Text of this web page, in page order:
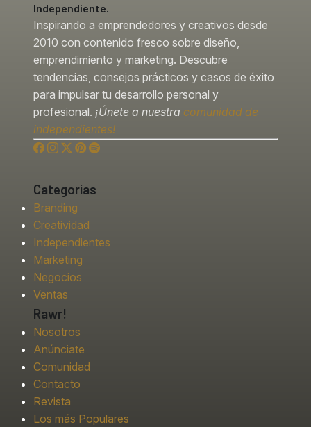
Independiente.
Inspirando a emprendedores y creativos desde
2010 con contenido fresco sobre diseño,
emprendimiento y marketing. Descubre
tendencias, consejos prácticos y casos de éxito
para impulsar tu desarrollo personal y
profesional. ¡Únete a nuestra comunidad de
independientes!
Categorías
Branding
Creatividad
Independientes
Marketing
Negocios
Ventas
Rawr!
Nosotros
Anúnciate
Comunidad
Contacto
Revista
Los más Populares